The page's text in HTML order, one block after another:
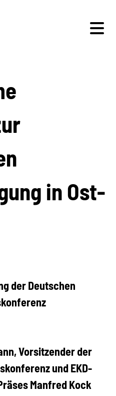
in Ost-
der Deutschen
Vorsitzender der
und EKD-
Manfred Kock